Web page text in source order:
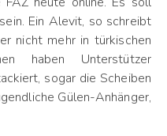
Ein Alevit, so schreibt
nicht mehr in türkischen
haben Unterstützer
sogar die Scheiben
Gülen-Anhänger,